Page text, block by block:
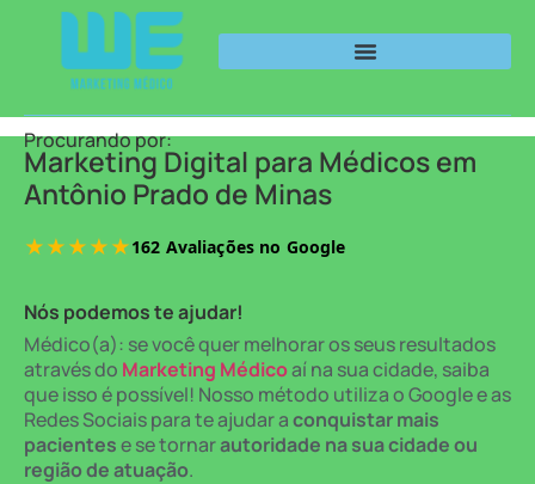
Procurando por:
Marketing Digital para Médicos em
Antônio Prado de Minas
Nós podemos te ajudar!
Médico(a): se você quer melhorar os seus resultados
através do Marketing Médicoaí na sua cidade, saiba
que isso é possível! Nosso método utiliza o Google e as
Redes Sociais para te ajudar aconquistar mais
pacientese se tornarautoridade na sua cidade ou
região de atuação.